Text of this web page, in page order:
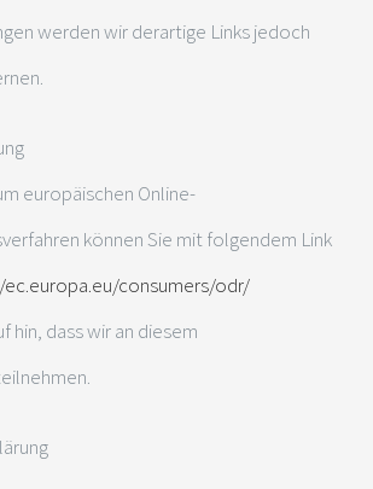
werden wir derartige Links jedoch
europäischen Online-
können Sie mit folgendem Link
consumers/odr/
hin, dass wir an diesem